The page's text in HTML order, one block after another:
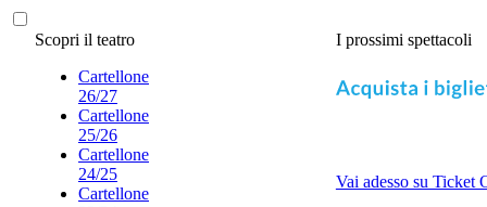
Scopri il teatro
Cartellone
26/27
Cartellone
25/26
Cartellone
24/25
Cartellone
I prossimi spettacoli
Vai adesso su Ticket